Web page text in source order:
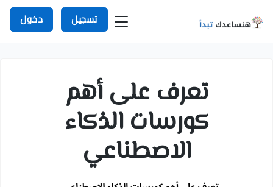
تسجيل دخول
تعرف على أهم
كورسات الذكاء
الاصطناعي